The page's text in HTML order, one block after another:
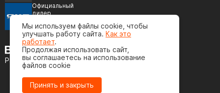
Официальный
дилер
(ЯМЗ)
Разработка сайта
Мы используем файлы cookie, чтобы
улучшать работу сайта. Как это
работает.
Продолжая использовать сайт,
вы соглашаетесь на использование
файлов cookie
Принять и закрыть